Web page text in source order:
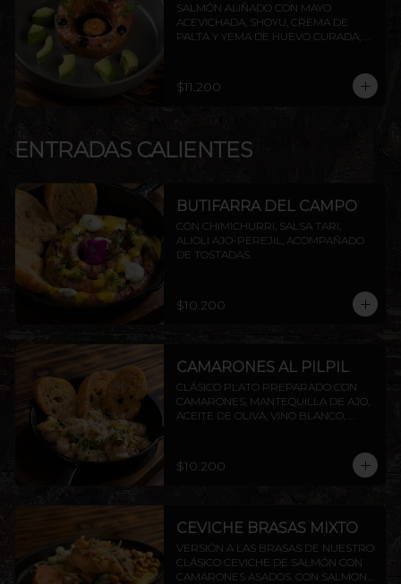
SALMÓN ALIÑADO CON MAYO
ACEVICHADA, SHOYU, CREMA DE
PALTA Y YEMA DE HUEVO CURADA,
$11.200
ENTRADAS CALIENTES
BUTIFARRA DEL CAMPO
CON CHIMICHURRI, SALSA TARI,
ALIOLI AJO-PEREJIL, ACOMPAÑADO
DE TOSTADAS.
$10.200
CAMARONES AL PILPIL
CLÁSICO PLATO PREPARADO CON
CAMARONES, MANTEQUILLA DE AJO,
ACEITE DE OLIVA, VINO BLANCO,
$10.200
CEVICHE BRASAS MIXTO
VERSIÓN A LAS BRASAS DE NUESTRO
CLÁSICO CEVICHE DE SALMÓN CON
CAMARONES ASADOS. CON SALMON